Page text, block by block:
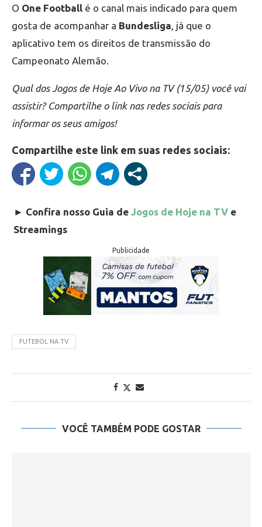
O One Football é o canal mais indicado para quem
gosta de acompanhar a Bundesliga , já que o
aplicativo tem os direitos de transmissão do
Campeonato Alemão.
Qual dos Jogos de Hoje Ao Vivo na TV (15/05) você vai
assistir? Compartilhe o link nas redes sociais para
informar os seus amigos!
Compartilhe este link em suas redes sociais:
► Confira nosso Guia de Jogos de Hoje na TV e
Streamings
Publicidade
FUTEBOL NA TV
VOCÊ TAMBÉM PODE GOSTAR